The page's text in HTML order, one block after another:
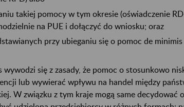
takiej pomocy w tym okresie (oświadczenie
na PUE i dołączyć do wniosku; oraz
przy ubieganiu się o pomoc de minimis
wywodzi się z zasady, że pomoc o stosunkowo
lub wywierać wpływu na handel między
W związku z tym kraje mogą same decydować